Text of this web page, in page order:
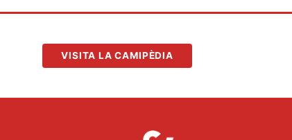
VISITA LA CAMIPÈDIA